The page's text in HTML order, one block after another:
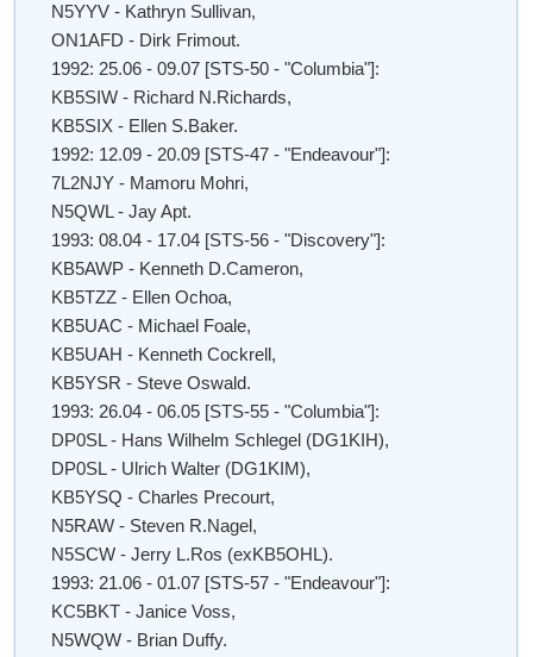
N5YYV - Kathryn Sullivan,
ON1AFD - Dirk Frimout.
1992: 25.06 - 09.07 [STS-50 - "Columbia"]:
KB5SIW - Richard N.Richards,
KB5SIX - Ellen S.Baker.
1992: 12.09 - 20.09 [STS-47 - "Endeavour"]:
7L2NJY - Mamoru Mohri,
N5QWL - Jay Apt.
1993: 08.04 - 17.04 [STS-56 - "Discovery"]:
KB5AWP - Kenneth D.Cameron,
KB5TZZ - Ellen Ochoa,
KB5UAC - Michael Foale,
KB5UAH - Kenneth Cockrell,
KB5YSR - Steve Oswald.
1993: 26.04 - 06.05 [STS-55 - "Columbia"]:
DP0SL - Hans Wilhelm Schlegel (DG1KIH),
DP0SL - Ulrich Walter (DG1KIM),
KB5YSQ - Charles Precourt,
N5RAW - Steven R.Nagel,
N5SCW - Jerry L.Ros (exKB5OHL).
1993: 21.06 - 01.07 [STS-57 - "Endeavour"]:
KC5BKT - Janice Voss,
N5WQW - Brian Duffy.